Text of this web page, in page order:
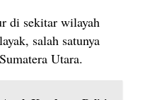
di sekitar wilayah
salah satunya
Utara.